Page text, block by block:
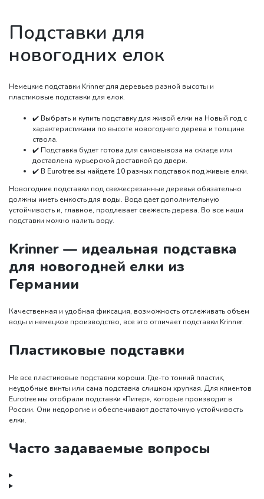
Подставки для
новогодних елок
Немецкие подставки Krinner для деревьев разной высоты и
пластиковые подставки для елок.
✔️ Выбрать и купить подставку для живой елки на Новый год с
характеристиками по высоте новогоднего дерева и толщине
ствола.
✔️ Подставка будет готова для самовывоза на складе или
доставлена курьерской доставкой до двери.
✔️ В Eurotree вы найдете 10 разных подставок под живые елки.
Новогодние подставки под свежесрезанные деревья обязательно
должны иметь емкость для воды. Вода дает дополнительную
устойчивость и, главное, продлевает свежесть дерева. Во все наши
подставки можно налить воду.
Krinner — идеальная подставка
для новогодней елки из
Германии
Качественная и удобная фиксация, возможность отслеживать объем
воды и немецкое производство, все это отличает подставки Krinner.
Пластиковые подставки
Не все пластиковые подставки хороши. Где-то тонкий пластик,
неудобные винты или сама подставка слишком хрупкая. Для клиентов
Eurotree мы отобрали подставки «Питер», которые производят в
России. Они недорогие и обеспечивают достаточную устойчивость
елки.
Часто задаваемые вопросы